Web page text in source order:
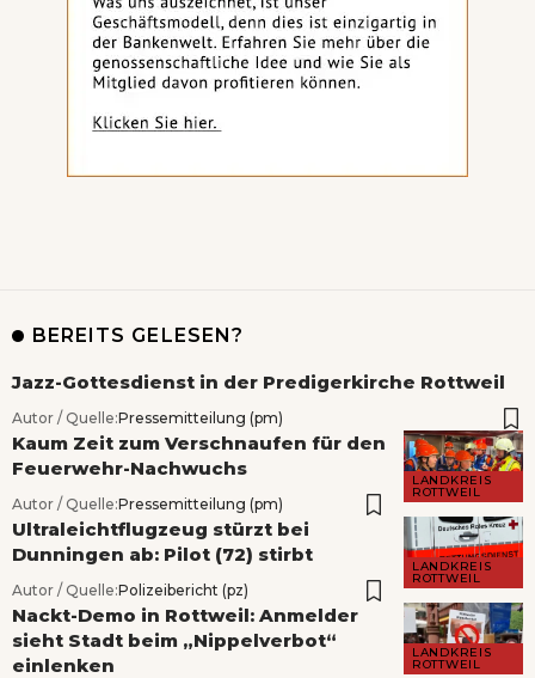
BEREITS GELESEN?
Jazz-Gottesdienst in der Predigerkirche Rottweil
Autor / Quelle:Pressemitteilung (pm)
LANDKREIS
ROTTWEIL
Kaum Zeit zum Verschnaufen für den
Feuerwehr-Nachwuchs
Autor / Quelle:Pressemitteilung (pm)
LANDKREIS
ROTTWEIL
Ultraleichtflugzeug stürzt bei
Dunningen ab: Pilot (72) stirbt
Autor / Quelle:Polizeibericht (pz)
LANDKREIS
ROTTWEIL
Nackt-Demo in Rottweil: Anmelder
sieht Stadt beim „Nippelverbot“
einlenken